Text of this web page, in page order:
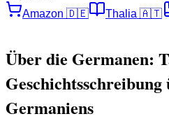
Amazon 🇩🇪 Thalia 🇦🇹
Über die Germanen:
Germaniens